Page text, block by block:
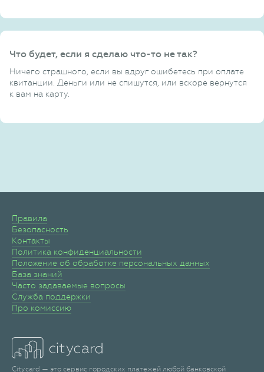
Что будет, если я сделаю что-то не так?
Ничего страшного, если вы вдруг ошибетесь при оплате
квитанции. Деньги или не спишутся, или вскоре вернутся
к вам на карту.
Правила
Безопасность
Контакты
Политика конфиденциальности
Положение об обработке персональных данных
База знаний
Часто задаваемые вопросы
Служба поддержки
Про комиссию
Citycard — это сервис городских платежей любой банковской